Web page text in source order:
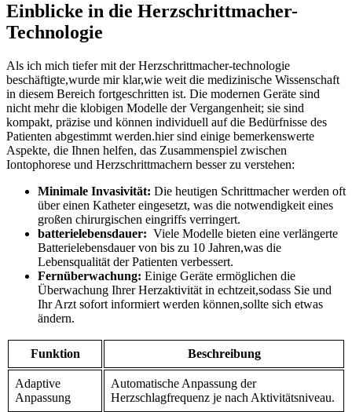
Einblicke in die Herzschrittmacher-
Technologie
Als ich ​mich tiefer mit der Herzschrittmacher-technologie
beschäftigte,wurde ⁤mir klar,wie ⁤weit die medizinische Wissenschaft
in diesem Bereich fortgeschritten ist. Die modernen ‌Geräte sind⁢
nicht mehr die ‍klobigen Modelle der Vergangenheit; sie sind
kompakt, präzise und können individuell auf die Bedürfnisse des
Patienten abgestimmt werden.hier ‍sind einige bemerkenswerte
Aspekte, die Ihnen helfen, das Zusammenspiel zwischen
Iontophorese und Herzschrittmachern besser zu verstehen:
Minimale ⁢Invasivität: Die heutigen Schrittmacher werden oft
über einen Katheter eingesetzt, was die notwendigkeit eines
großen chirurgischen⁣ eingriffs verringert.
batterielebensdauer: ⁣ Viele Modelle bieten eine verlängerte
Batterielebensdauer von bis zu 10 Jahren,was‌ die
Lebensqualität der Patienten verbessert.
Fernüberwachung: Einige Geräte ermöglichen die
Überwachung Ihrer Herzaktivität in echtzeit,sodass Sie und
Ihr Arzt sofort informiert werden können,sollte sich etwas
‍ändern.
Funktion Beschreibung
Adaptive
Anpassung
Automatische Anpassung der
Herzschlagfrequenz je nach ⁤Aktivitätsniveau.